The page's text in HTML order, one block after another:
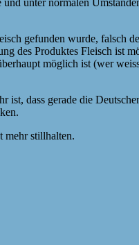
gefunden wurde, falsch
des Produktes Fleisch ist
möglich ist (wer
dass gerade die
mehr stillhalten.